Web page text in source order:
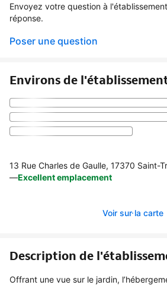
Envoyez votre question à
réponse.
Poser une question
Environs de
13 Rue Charles de Gaulle, 17370 Saint-
—Excellent emplacement
Voir sur la carte
Description de
Offrant une vue sur le jardin,